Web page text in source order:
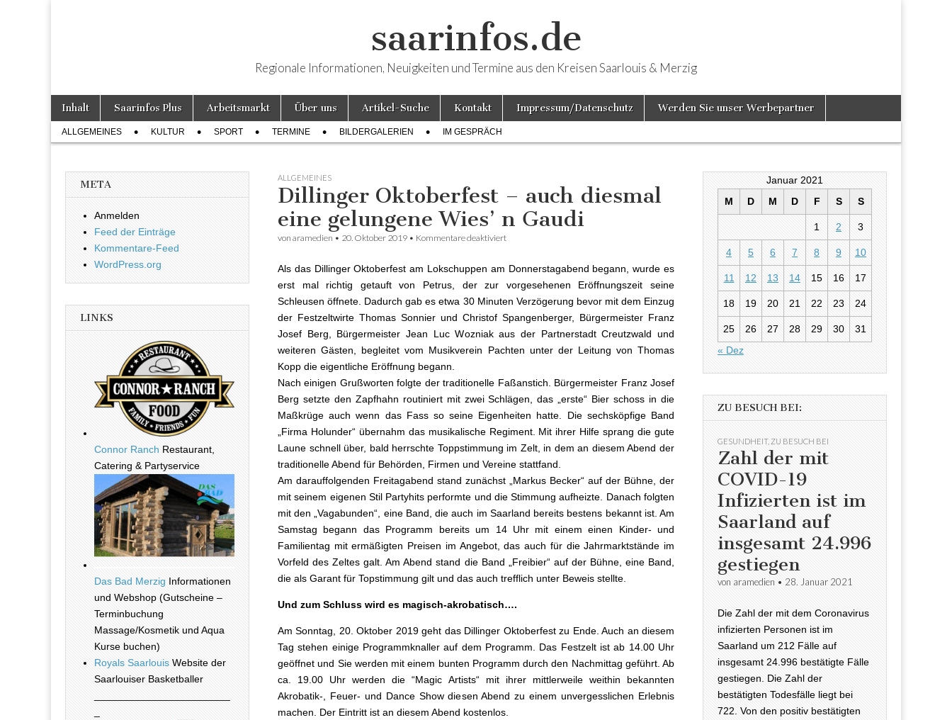
saarinfos.de
Regionale Informationen, Neuigkeiten und Termine aus den Kreisen Saarlouis & Merzig
Hauptmenü
Weiter zum Inhalt
Inhalt Saarinfos Plus Arbeitsmarkt Über uns Artikel-Suche Kontakt Impressum/Datenschutz Werden Sie unser Werbepartner
Untermenü
ALLGEMEINES KULTUR SPORT TERMINE BILDERGALERIEN IM GESPRÄCH
ALLGEMEINES
Dillinger Oktoberfest – auch diesmal
eine gelungene Wies’ n Gaudi
von aramedien • 20. Oktober 2019 • Kommentare deaktiviert
Als das Dillinger Oktoberfest am Lokschuppen am Donnerstagabend begann, wurde es
erst mal richtig getauft von Petrus, der zur vorgesehenen Eröffnungszeit seine
Schleusen öffnete. Dadurch gab es etwa 30 Minuten Verzögerung bevor mit dem Einzug
der Festzeltwirte Thomas Sonnier und Christof Spangenberger, Bürgermeister Franz
Josef Berg, Bürgermeister Jean Luc Wozniak aus der Partnerstadt Creutzwald und
weiteren Gästen, begleitet vom Musikverein Pachten unter der Leitung von Thomas
Kopp die eigentliche Eröffnung begann.
Nach einigen Grußworten folgte der traditionelle Faßanstich. Bürgermeister Franz Josef
Berg setzte den Zapfhahn routiniert mit zwei Schlägen, das „erste“ Bier schoss in die
Maßkrüge auch wenn das Fass so seine Eigenheiten hatte. Die sechsköpfige Band
„Firma Holunder“ übernahm das musikalische Regiment. Mit ihrer Hilfe sprang die gute
Laune schnell über, bald herrschte Toppstimmung im Zelt, in dem an diesem Abend der
traditionelle Abend für Behörden, Firmen und Vereine stattfand.
Am darauffolgenden Freitagabend stand zunächst „Markus Becker“ auf der Bühne, der
mit seinem eigenen Stil Partyhits performte und die Stimmung aufheizte. Danach folgten
mit den „Vagabunden“, eine Band, die auch im Saarland bereits bestens bekannt ist. Am
Samstag begann das Programm bereits um 14 Uhr mit einem einen Kinder- und
Familientag mit ermäßigten Preisen im Angebot, das auch für die Jahrmarktstände im
Vorfeld des Zeltes galt. Am Abend stand die Band „Freibier“ auf der Bühne, eine Band,
die als Garant für Topstimmung gilt und das auch trefflich unter Beweis stellte.
Und zum Schluss wird es magisch-akrobatisch….
Am Sonntag, 20. Oktober 2019 geht das Dillinger Oktoberfest zu Ende. Auch an diesem
Tag stehen einige Programmknaller auf dem Programm. Das Festzelt ist ab 14.00 Uhr
geöffnet und Sie werden mit einem bunten Programm durch den Nachmittag geführt. Ab
ca. 19.00 Uhr werden die “Magic Artists“ mit ihrer mittlerweile weithin bekannten
Akrobatik-, Feuer- und Dance Show diesen Abend zu einem unvergesslichen Erlebnis
machen. Der Eintritt ist an diesem Abend kostenlos.
META
Anmelden
Feed der Einträge
Kommentare-Feed
WordPress.org
LINKS
Connor Ranch Restaurant,
Catering & Partyservice
Das Bad Merzig Informationen
und Webshop (Gutscheine –
Terminbuchung
Massage/Kosmetik und Aqua
Kurse buchen)
Royals Saarlouis Website der
Saarlouiser Basketballer
Januar 2021
M
D M D F S S
1 2 3
4 5 6 7 8 9 10
11 12 13 14 15 16 17
18 19 20 21 22 23 24
25 26 27 28 29 30
31
« Dez
ZU BESUCH BEI:
GESUNDHEIT, ZU BESUCH BEI
Zahl der mit
COVID-19
Infizierten ist im
Saarland auf
insgesamt 24.996
gestiegen
von aramedien • 28. Januar 2021
Die Zahl der mit dem Coronavirus
infizierten Personen ist im
Saarland um 212 Fälle auf
insgesamt 24.996 bestätigte Fälle
gestiegen. Die Zahl der
bestätigten Todesfälle liegt bei
722. Von den positiv bestätigten